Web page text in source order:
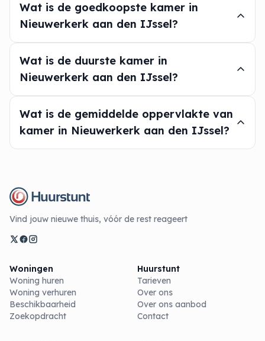
Wat is de goedkoopste kamer in
Nieuwerkerk aan den IJssel?
Wat is de duurste kamer in
Nieuwerkerk aan den IJssel?
Wat is de gemiddelde oppervlakte van
kamer in Nieuwerkerk aan den IJssel?
Vind jouw nieuwe thuis, vóór de rest reageert
Woningen
Woning huren
Woning verhuren
Beschikbaarheid
Zoekopdracht
Huurstunt
Tarieven
Over ons
Over ons aanbod
Contact